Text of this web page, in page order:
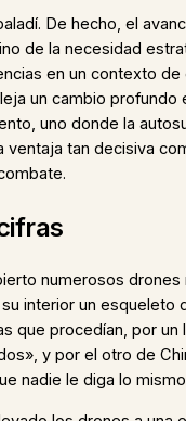
De hecho, el
de la necesidad
en un contexto de
un cambio profundo
uno donde la
ventaja tan decisiva
numerosos drones
interior un esqueleto
que procedían, por un
y por el otro de
nadie le diga lo